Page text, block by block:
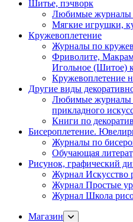
Шитье, пэчворк
Любимые журналы
Мягкие игрушки,
Кружевоплетение
Журналы по
Фриволите,
Игольное (Шитое)
Кружевоплетение
Другие виды
Любимые журналы
прикладного
Книги по
Бисероплетение.
Журналы по
Обучающая
Рисунок, графический
Журнал Искусство
Журнал Простые
Журнал Школа
Магазин